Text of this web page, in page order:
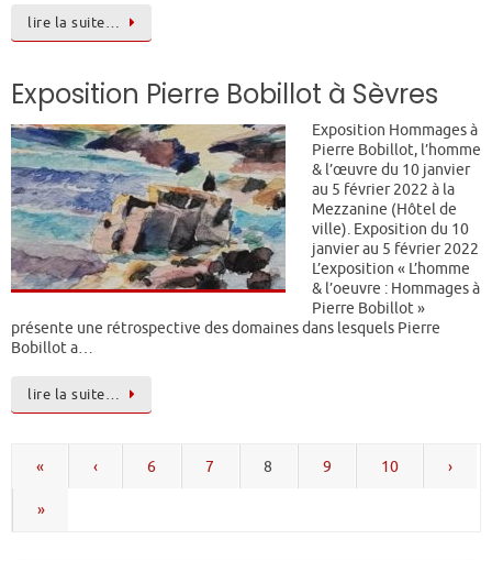
lire la suite…
Exposition Pierre Bobillot à Sèvres
Exposition Hommages à
Pierre Bobillot, l’homme
& l’œuvre du 10 janvier
au 5 février 2022 à la
Mezzanine (Hôtel de
ville). Exposition du 10
janvier au 5 février 2022
L’exposition « L’homme
& l’oeuvre : Hommages à
Pierre Bobillot »
présente une rétrospective des domaines dans lesquels Pierre
Bobillot a…
lire la suite…
« ‹ 6 7 8 9 10 ›
»